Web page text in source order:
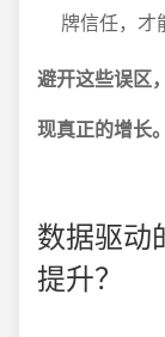
牌信任，才
避开这些误区
现真正的增长。
数据驱动
提升？